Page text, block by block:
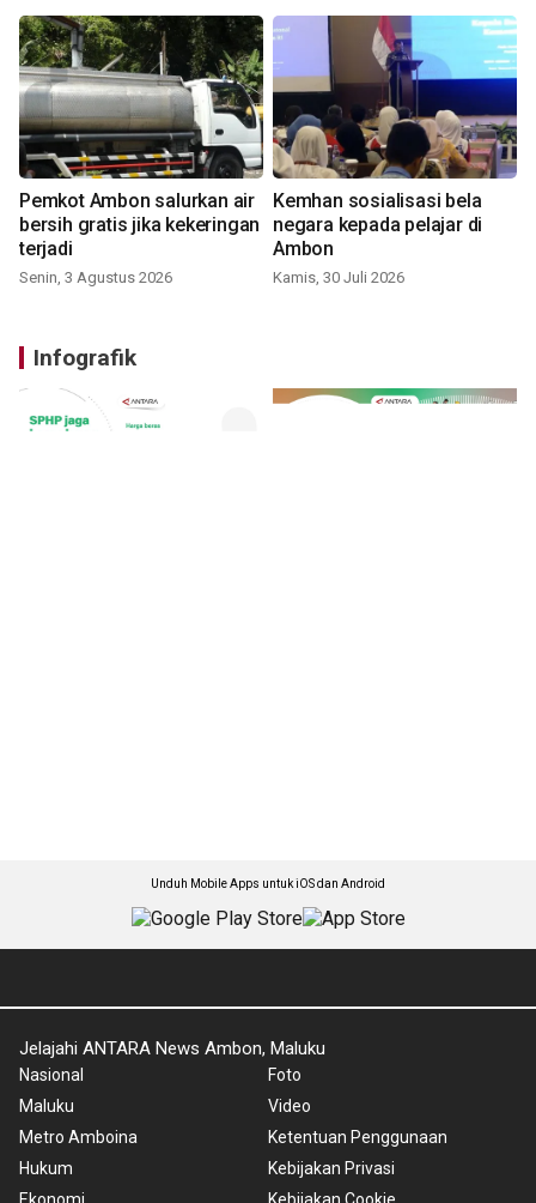
Pemkot Ambon salurkan air
bersih gratis jika kekeringan
terjadi
Senin, 3 Agustus 2026
Kemhan sosialisasi bela
negara kepada pelajar di
Ambon
Kamis, 30 Juli 2026
Infografik
Unduh Mobile Apps untuk iOS dan Android
Jelajahi ANTARA News Ambon, Maluku
Nasional
Maluku
Metro Amboina
Hukum
Foto
Video
Ketentuan Penggunaan
Kebijakan Privasi